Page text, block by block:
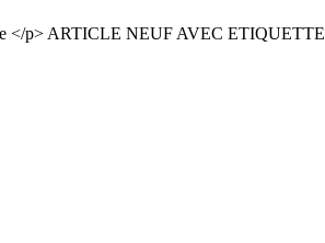
</p> ARTICLE NEUF AVEC ETIQUETTE